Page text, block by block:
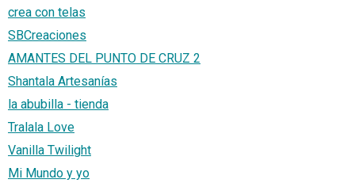
crea con telas
SBCreaciones
AMANTES DEL PUNTO DE CRUZ 2
Shantala Artesanías
la abubilla - tienda
Tralala Love
Vanilla Twilight
Mi Mundo y yo